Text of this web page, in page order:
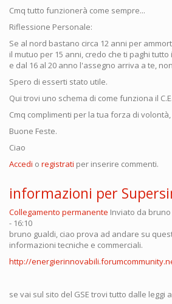
Cmq tutto funzionerà come sempre...
Riflessione Personale:
Se al nord bastano circa 12 anni per
il mutuo per 15 anni, credo che ti paghi
e dal 16 al 20 anno l'assegno arriva a te,
Spero di esserti stato utile.
Qui trovi uno schema di come funziona il
Cmq complimenti per la tua forza di
Buone Feste.
Ciao
Accedi o registrati per inserire commenti.
informazioni per
Collegamento permanente Inviato da
- 16:10
bruno gualdi, ciao prova ad andare su
informazioni tecniche e commerciali.
http://
se vai sul sito del GSE trovi tutto dalle leggi